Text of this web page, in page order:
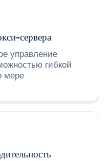
сервера
управление
гибкой
мере